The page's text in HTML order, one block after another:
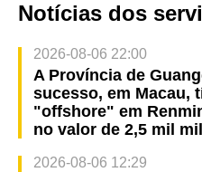
Notícias dos
2026-08-06 22:00
A Província de
sucesso, em Macau,
"offshore" em
no valor de 2,5 mil
2026-08-06 12:29